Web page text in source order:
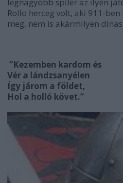
Rollo herceg volt, aki 911-
meg, nem is akármilyen
“Kezemben kardom és
Vér a lándzsanyélen
Így járom a földet,
Hol a holló követ.”